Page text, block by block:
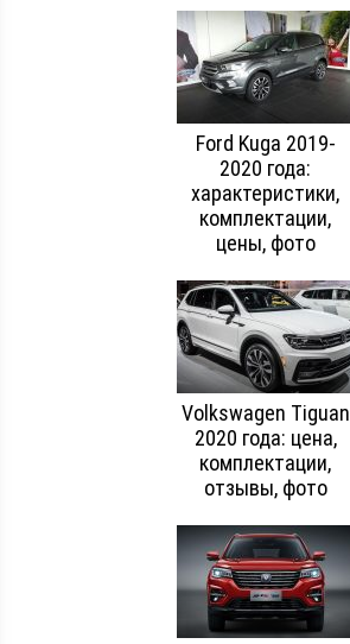
Ford Kuga 2019-
2020 года:
характеристики,
комплектации,
цены, фото
Volkswagen Tiguan
2020 года: цена,
комплектации,
отзывы, фото